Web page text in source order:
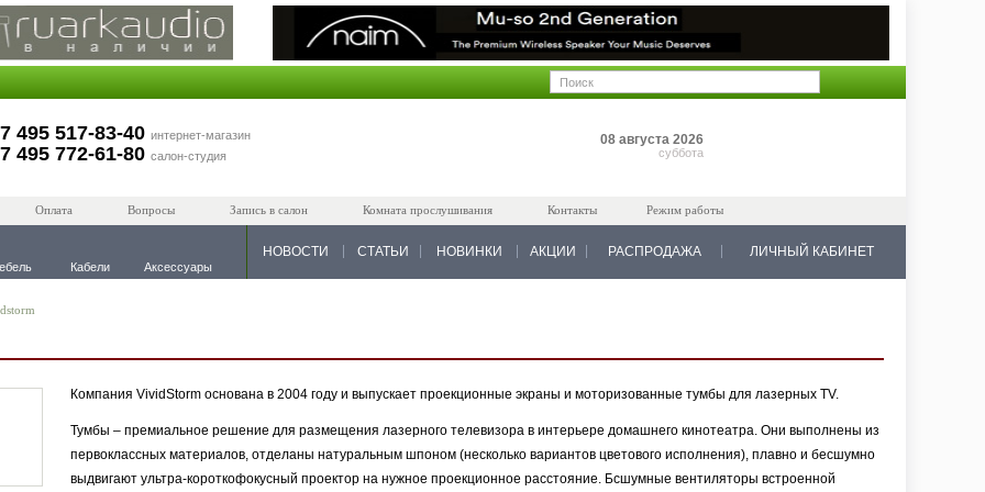
495 517-83-40 интернет-магазин
495 772-61-80 салон-студия
08 августа 2026
суббота
Оплата Вопросы Запись в салон Комната прослушивания Контакты Режим работы
Кабели Аксессуары
НОВОСТИ СТАТЬИ НОВИНКИ АКЦИИ РАСПРОДАЖА ЛИЧНЫЙ КАБИНЕТ
Компания VividStorm основана в 2004 году и выпускает проекционные экраны и моторизованные тумбы для лазерных TV.
Тумбы – премиальное решение для размещения лазерного телевизора в интерьере домашнего кинотеатра. Они выполнены из
первоклассных материалов, отделаны натуральным шпоном (несколько вариантов цветового исполнения), плавно и бесшумно
выдвигают ультра-короткофокусный проектор на нужное проекционное расстояние. Бсшумные вентиляторы встроенной